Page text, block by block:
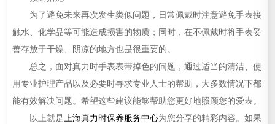
为了避免未来再次发生类似问题，日常佩戴时注意避免手表接
触水、化学品等可能造成损害的物质；同时，在不佩戴时将手表妥
善存放于干燥、阴凉的地方也是很重要的。
总之，面对真力时手表表带掉色的问题，通过适当的清洁、使
用专业护理产品以及必要时寻求专业人士的帮助，大多数情况下都
能有效解决问题。希望这些建议能够帮助您更好地照顾您的爱表。
以上就是上海真力时保养服务中心为您分享的精彩内容。如果